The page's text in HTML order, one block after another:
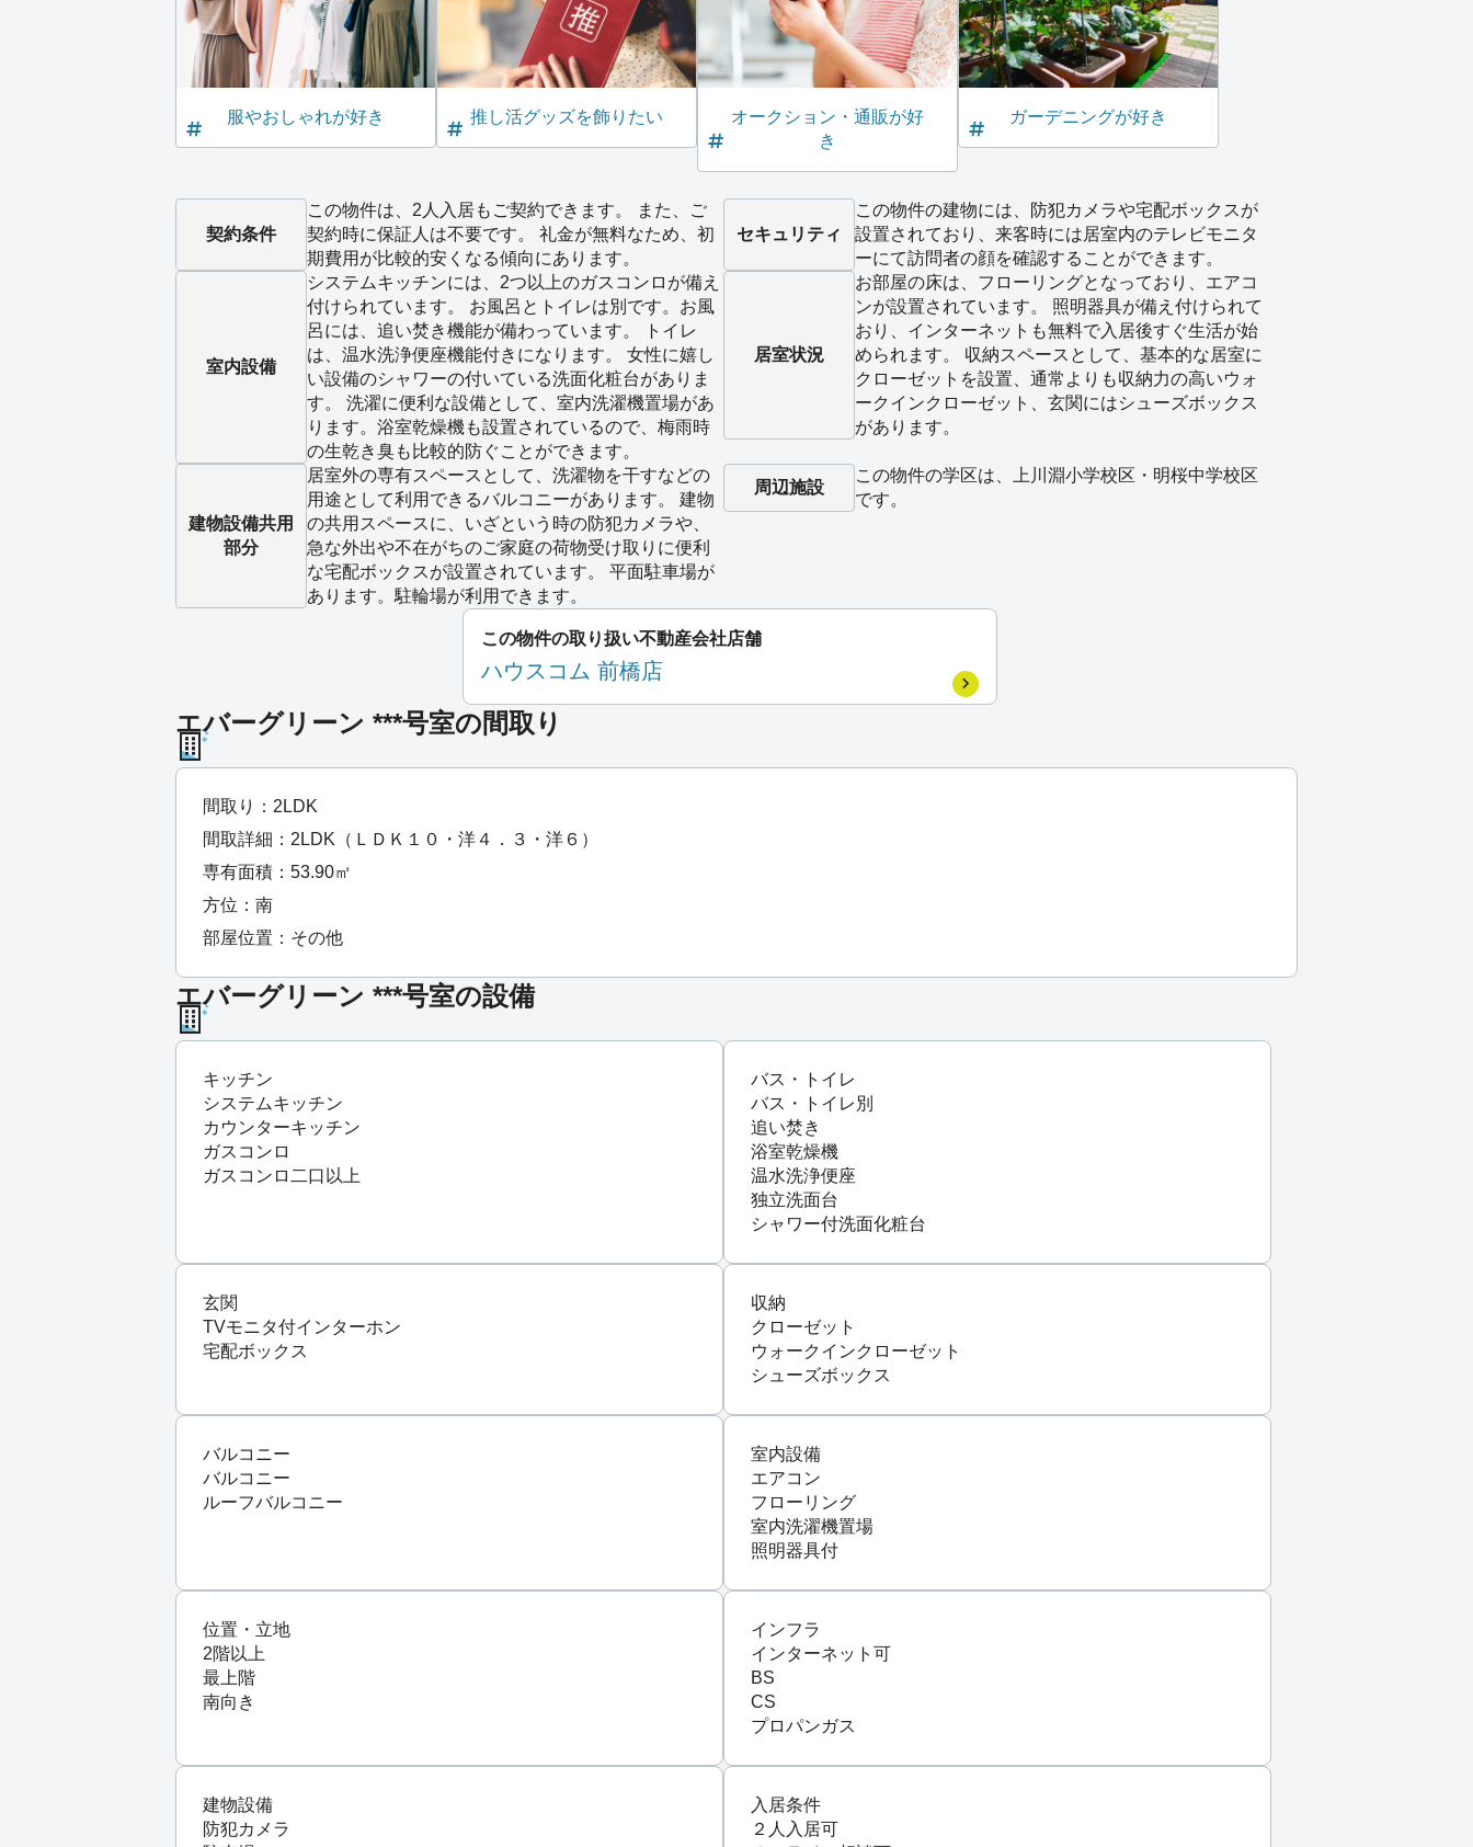
服やおしゃれが好き 推し活グッズを飾りたい
オークション・通販が好
き
ガーデニングが好き
契約条件
この物件は、2人入居もご契約できます。 また、ご
契約時に保証人は不要です。 礼金が無料なため、初
期費用が比較的安くなる傾向にあります。
セキュリティ
この物件の建物には、防犯カメラや宅配ボックスが
設置されており、来客時には居室内のテレビモニタ
ーにて訪問者の顔を確認することができます。
室内設備
システムキッチンには、2つ以上のガスコンロが備え
付けられています。 お風呂とトイレは別です。お風
呂には、追い焚き機能が備わっています。 トイレ
は、温水洗浄便座機能付きになります。 女性に嬉し
い設備のシャワーの付いている洗面化粧台がありま
す。 洗濯に便利な設備として、室内洗濯機置場があ
ります。浴室乾燥機も設置されているので、梅雨時
の生乾き臭も比較的防ぐことができます。
居室状況
お部屋の床は、フローリングとなっており、エアコ
ンが設置されています。 照明器具が備え付けられて
おり、インターネットも無料で入居後すぐ生活が始
められます。 収納スペースとして、基本的な居室に
クローゼットを設置、通常よりも収納力の高いウォ
ークインクローゼット、玄関にはシューズボックス
があります。
建物設備共用
部分
居室外の専有スペースとして、洗濯物を干すなどの
用途として利用できるバルコニーがあります。 建物
の共用スペースに、いざという時の防犯カメラや、
急な外出や不在がちのご家庭の荷物受け取りに便利
な宅配ボックスが設置されています。 平面駐車場が
あります。駐輪場が利用できます。
周辺施設
この物件の学区は、上川淵小学校区・明桜中学校区
です。
この物件の取り扱い不動産会社店舗
ハウスコム 前橋店
エバーグリーン ***号室の間取り
間取り：2LDK
間取詳細：2LDK（ＬＤＫ１０・洋４．３・洋６）
専有面積：53.90㎡
方位：南
部屋位置：その他
エバーグリーン ***号室の設備
キッチン
システムキッチン
カウンターキッチン
ガスコンロ
ガスコンロ二口以上
バス・トイレ
バス・トイレ別
追い焚き
浴室乾燥機
温水洗浄便座
独立洗面台
シャワー付洗面化粧台
玄関
TVモニタ付インターホン
宅配ボックス
収納
クローゼット
ウォークインクローゼット
シューズボックス
バルコニー
バルコニー
ルーフバルコニー
室内設備
エアコン
フローリング
室内洗濯機置場
照明器具付
位置・立地
2階以上
最上階
南向き
インフラ
インターネット可
BS
CS
プロパンガス
建物設備
防犯カメラ
入居条件
２人入居可